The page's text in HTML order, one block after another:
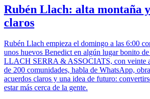
Rubén Llach: alta montaña
claros
Rubén Llach empieza el domingo a las 6:00
unos huevos Benedict en algún lugar bonito
LLACH SERRA & ASSOCIATS, con veinte
de 200 comunidades, habla de WhatsApp,
acuerdos claros y una idea de futuro:
estar más cerca de la gente.